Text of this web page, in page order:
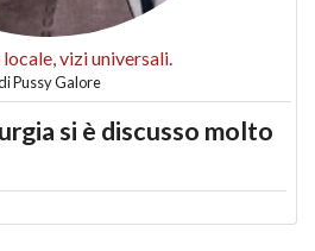
vizi universali.
Pussy Galore
si è discusso molto